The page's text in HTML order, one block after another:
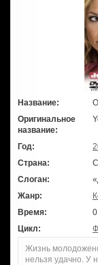
Название:
Оригинальное
название:
Год:
Страна:
Слоган:
Жанр:
Время:
Цикл:
Жизнь
нельзя удачно. У